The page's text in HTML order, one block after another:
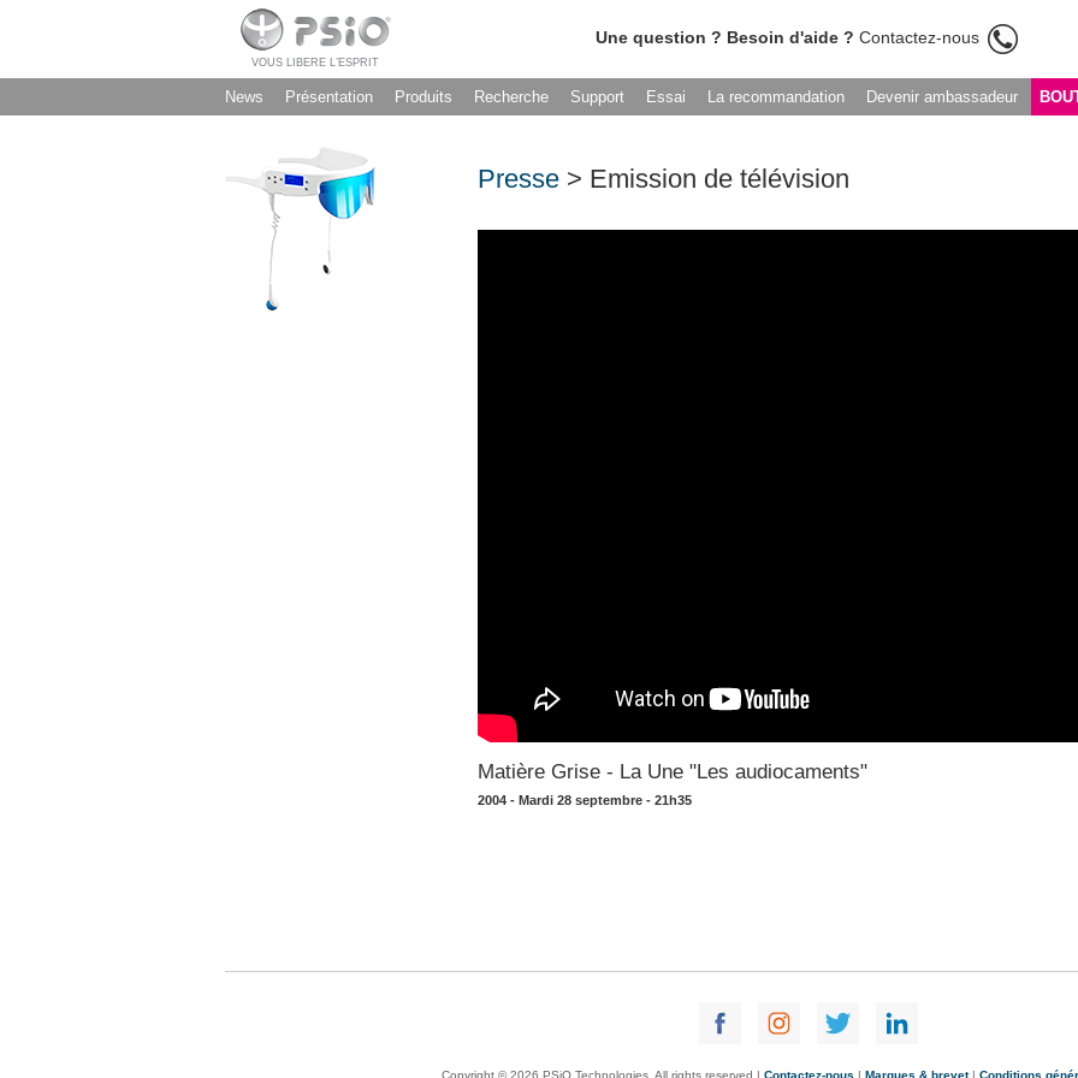
VOUS LIBERE L’ESPRIT
Une question ? Besoin d'aide ? Contactez-nous
News Présentation Produits Recherche Support Essai La recommandation Devenir ambassadeur
Presse > Emission de télévision
Matière Grise - La Une "Les audiocaments"
2004 - Mardi 28 septembre - 21h35
Copyright © 2026 PSiO Technologies. All rights reserved | Contactez-nous | Marques & brevet| Conditions